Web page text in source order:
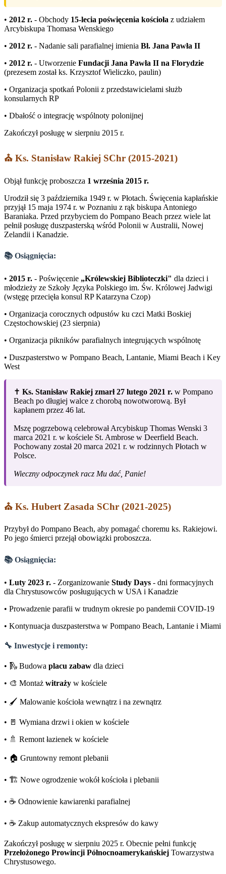
• 2012 r. - Obchody 15-lecia poświęcenia kościoła z udziałem
Arcybiskupa Thomasa Wenskiego
• 2012 r. - Nadanie sali parafialnej imienia Bł. Jana Pawła II
• 2012 r. - Utworzenie Fundacji Jana Pawła II na Florydzie
(prezesem został ks. Krzysztof Wieliczko, paulin)
• Organizacja spotkań Polonii z przedstawicielami służb
konsularnych RP
• Dbałość o integrację wspólnoty polonijnej
Zakończył posługę w sierpniu 2015 r.
⛪ Ks. Stanisław Rakiej SChr (2015-2021)
Objął funkcję proboszcza 1 września 2015 r.
Urodził się 3 października 1949 r. w Płotach. Święcenia kapłańskie
przyjął 15 maja 1974 r. w Poznaniu z rąk biskupa Antoniego
Baraniaka. Przed przybyciem do Pompano Beach przez wiele lat
pełnił posługę duszpasterską wśród Polonii w Australii, Nowej
Zelandii i Kanadzie.
📚 Osiągnięcia:
• 2015 r. - Poświęcenie „Królewskiej Biblioteczki" dla dzieci i
młodzieży ze Szkoły Języka Polskiego im. Św. Królowej Jadwigi
(wstęgę przecięła konsul RP Katarzyna Czop)
• Organizacja corocznych odpustów ku czci Matki Boskiej
Częstochowskiej (23 sierpnia)
• Organizacja pikników parafialnych integrujących wspólnotę
• Duszpasterstwo w Pompano Beach, Lantanie, Miami Beach i Key
West
✝️ Ks. Stanisław Rakiej zmarł 27 lutego 2021 r. w Pompano
Beach po długiej walce z chorobą nowotworową. Był
kapłanem przez 46 lat.
Mszę pogrzebową celebrował Arcybiskup Thomas Wenski 3
marca 2021 r. w kościele St. Ambrose w Deerfield Beach.
Pochowany został 20 marca 2021 r. w rodzinnych Płotach w
Polsce.
Wieczny odpoczynek racz Mu dać, Panie!
⛪ Ks. Hubert Zasada SChr (2021-2025)
Przybył do Pompano Beach, aby pomagać choremu ks. Rakiejowi.
Po jego śmierci przejął obowiązki proboszcza.
📚 Osiągnięcia:
• Luty 2023 r. - Zorganizowanie Study Days - dni formacyjnych
dla Chrystusowców posługujących w USA i Kanadzie
• Prowadzenie parafii w trudnym okresie po pandemii COVID-19
• Kontynuacja duszpasterstwa w Pompano Beach, Lantanie i Miami
🔧 Inwestycje i remonty:
• 🛝 Budowa placu zabaw dla dzieci
• 🎨 Montaż witraży w kościele
• 🖌️ Malowanie kościoła wewnątrz i na zewnątrz
• 🚪 Wymiana drzwi i okien w kościele
• 🚿 Remont łazienek w kościele
• 🏠 Gruntowny remont plebanii
• 🏗️ Nowe ogrodzenie wokół kościoła i plebanii
• ☕ Odnowienie kawiarenki parafialnej
• ☕ Zakup automatycznych ekspresów do kawy
Zakończył posługę w sierpniu 2025 r. Obecnie pełni funkcję
Przełożonego Prowincji Północnoamerykańskiej Towarzystwa
Chrystusowego.